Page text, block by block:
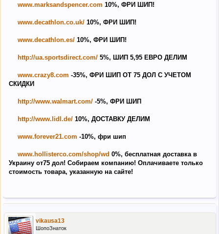
www.marksandspencer.com 10%, ФРИ ШИП!
www.decathlon.co.uk/ 10%, ФРИ ШИП!
www.decathlon.es/ 10%, ФРИ ШИП!
http://ua.sportsdirect.com/ 5%, ШИП 5,95 ЕВРО ДЕЛИМ
www.crazy8.com -35%, ФРИ ШИП ОТ 75 ДОЛ С УЧЕТОМ
СКИДКИ
http://www.walmart.com/ -5%, ФРИ ШИП
http://www.lidl.de/ 10%, ДОСТАВКУ ДЕЛИМ
www.forever21.com -10%, фри шип
www.hollisterco.com/shop/wd 0%, бесплатная доставка в
Украину от75 дол! Собираем компанию! Оплачиваете только
стоимость товара, указанную на сайте!
vikausa13
ШопоЗнаток